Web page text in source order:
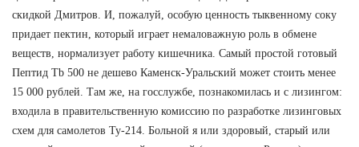
скидкой Дмитров. И, пожалуй, особую ценность тыквенному соку
придает пектин, который играет немаловажную роль в обмене
веществ, нормализует работу кишечника. Самый простой готовый
Пептид Tb 500 не дешево Каменск-Уральский может стоить менее
15 000 рублей. Там же, на госслужбе, познакомилась и с лизингом:
входила в правительственную комиссию по разработке лизинговых
схем для самолетов Ту-214. Больной я или здоровый, старый или